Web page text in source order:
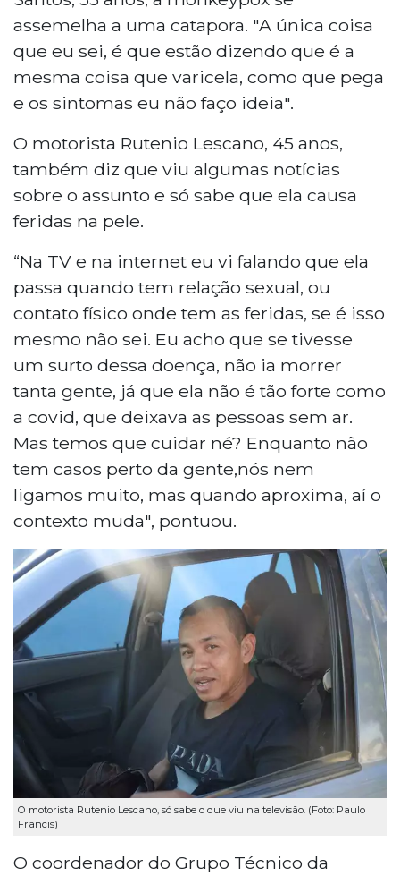
assemelha a uma catapora. "A única coisa
que eu sei, é que estão dizendo que é a
mesma coisa que varicela, como que pega
e os sintomas eu não faço ideia".
O motorista Rutenio Lescano, 45 anos,
também diz que viu algumas notícias
sobre o assunto e só sabe que ela causa
feridas na pele.
“Na TV e na internet eu vi falando que ela
passa quando tem relação sexual, ou
contato físico onde tem as feridas, se é isso
mesmo não sei. Eu acho que se tivesse
um surto dessa doença, não ia morrer
tanta gente, já que ela não é tão forte como
a covid, que deixava as pessoas sem ar.
Mas temos que cuidar né? Enquanto não
tem casos perto da gente,nós nem
ligamos muito, mas quando aproxima, aí o
contexto muda", pontuou.
O motorista Rutenio Lescano, só sabe o que viu na televisão. (Foto: Paulo
Francis)
O coordenador do Grupo Técnico da